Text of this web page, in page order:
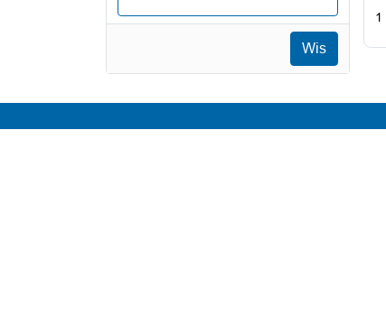
met
Wis
1